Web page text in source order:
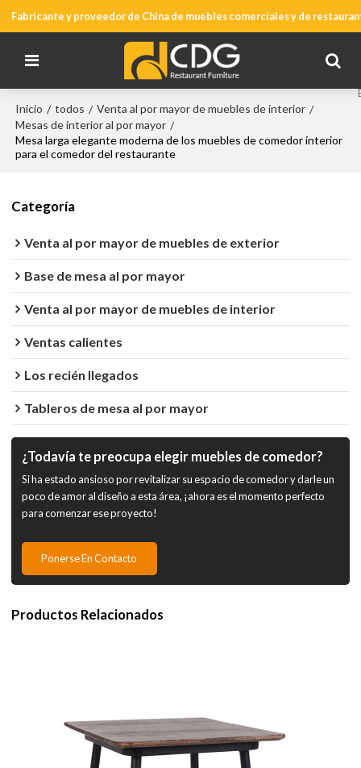
Fabricante y proveedor de China de muebles comerciales y de
Inicio / todos / Venta al por mayor de muebles de interior /
Mesas de interior al por mayor /
Mesa larga elegante moderna de los muebles de comedor interior
para el comedor del restaurante
Categoría
Venta al por mayor de muebles de exterior
Base de mesa al por mayor
Venta al por mayor de muebles de interior
Ventas calientes
Los recién llegados
Tableros de mesa al por mayor
¿Todavía te preocupa elegir muebles de comedor?
Si ha estado ansioso por revitalizar su espacio de comedor y darle un
poco de amor al diseño a esta área, ¡ahora es el momento perfecto
para comenzar ese proyecto!
Ponerse En Contacto
Productos Relacionados